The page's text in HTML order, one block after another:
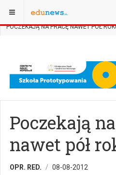
JESTEŚ TUTAJ:
POCZEKAJĄ NA PRACĘ NAWET PÓŁ
Poczekają
nawet pół
OPR. RED. 08-08-2012